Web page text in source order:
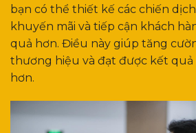
bạn có thể thiết kế các chiến
khuyến mãi và tiếp cận khách
quả hơn. Điều này giúp tăng
thương hiệu và đạt được kết
hơn.